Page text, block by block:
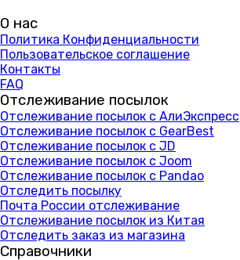
О нас
Политика Конфиденциальности
Пользовательское соглашение
Контакты
FAQ
Отслеживание посылок
Отслеживание посылок с АлиЭкспресс
Отслеживание посылок с GearBest
Отслеживание посылок с JD
Отслеживание посылок с Joom
Отслеживание посылок с Pandao
Отследить посылку
Почта России отслеживание
Отслеживание посылок из Китая
Отследить заказ из магазина
Справочники